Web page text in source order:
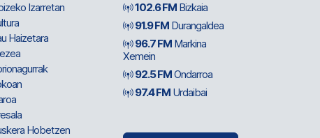
Izarretan
Haizetara
Hobetzen
102.6 FM Bizkaia
91.9 FM Durangaldea
96.7 FM Markina
Xemein
92.5 FMOndarroa
97.4 FM Urdaibai